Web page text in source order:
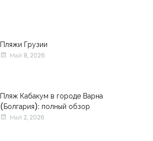
Пляжи Грузии
Май 8, 2026
Пляж Кабакум в городе Варна
(Болгария): полный обзор
Май 2, 2026